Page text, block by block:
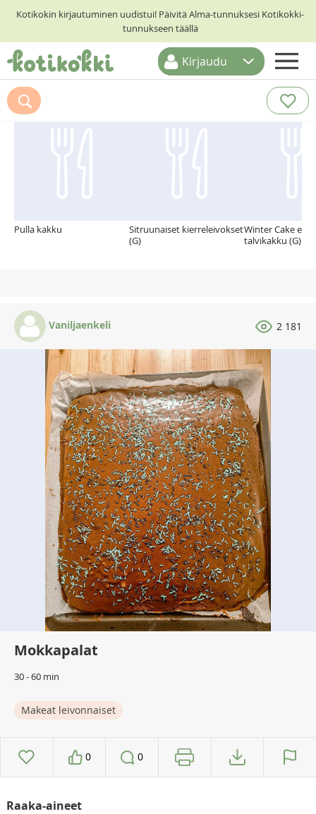
Kotikokin kirjautuminen uudistui! Päivitä Alma-tunnuksesi Kotikokki-
tunnukseen täällä
ETUSIVU
RESEPTIHAKU
Kirjaudu
Suosittelemme myös
Pulla kakku
Sitruunaiset kierreleivokset
(G)
Winter Cake eli
talvikakku (G)
Vaniljaenkeli 2 181
Mokkapalat
30 - 60 min
Makeat leivonnaiset
0 0
Raaka-aineet